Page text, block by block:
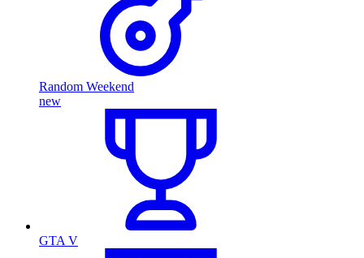
Random Weekend
new
GTA V